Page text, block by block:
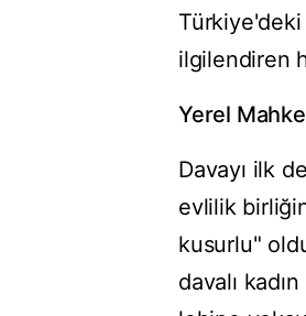
ilgilendiren
Yerel
Davayı ilk
evlilik
kusurlu"
davalı